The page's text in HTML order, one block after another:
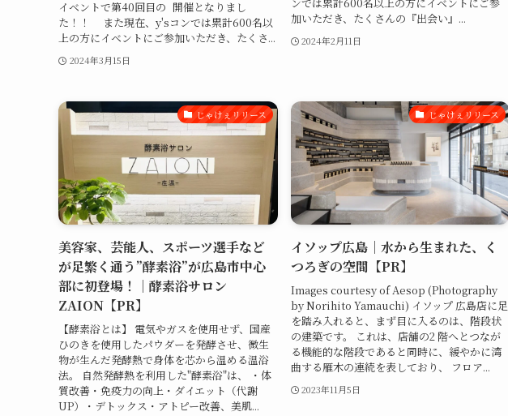
イベントで第40回目の 開催となりまし
た！！ また現在、y'sコンでは累計600名以
上の方にイベントにご参加いただき、たくさ...
2024年3月15日
加いただき、たくさんの『出会い』...
2024年2月11日
じゃけぇリリース
美容家、芸能人、スポーツ選手など
が足繁く通う”酵素浴”が広島市中心
部に初登場！｜酵素浴サロン
ZAION【PR】
【酵素浴とは】 電気やガスを使用せず、国産
ひのきを使用したパウダーを発酵させ、微生
物が生んだ発酵熱で身体を芯から温める温浴
法。 自然発酵熱を利用した"酵素浴"は、 ・体
質改善・免疫力の向上・ダイエット（代謝
UP）・デトックス・アトピー改善、美肌...
じゃけぇリリース
イソップ広島｜水から生まれた、く
つろぎの空間【PR】
Images courtesy of Aesop (Photography
by Norihito Yamauchi) イソップ 広島店に足
を踏み入れると、まず目に入るのは、階段状
の建築です。 これは、店舗の2 階へとつなが
る機能的な階段であると同時に、緩やかに湾
曲する雁木の連続を表しており、 フロア...
2023年11月5日